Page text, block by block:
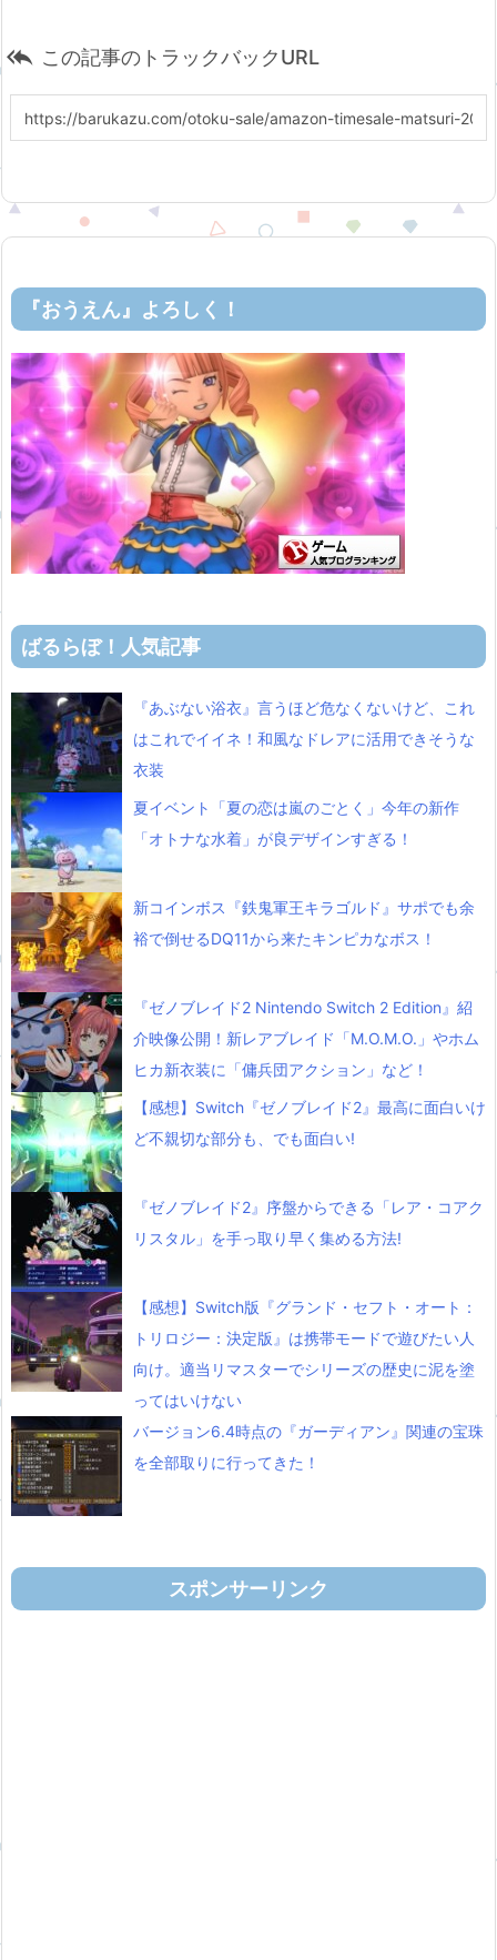
 この記事のトラックバックURL
『おうえん』よろしく！
ばるらぼ！人気記事
『あぶない浴衣』言うほど危なくないけど、これ
はこれでイイネ！和風なドレアに活用できそうな
衣装
夏イベント「夏の恋は嵐のごとく」今年の新作
「オトナな水着」が良デザインすぎる！
新コインボス『鉄鬼軍王キラゴルド』サポでも余
裕で倒せるDQ11から来たキンピカなボス！
『ゼノブレイド2 Nintendo Switch 2 Edition』紹
介映像公開！新レアブレイド「M.O.M.O.」やホム
ヒカ新衣装に「傭兵団アクション」など！
【感想】Switch『ゼノブレイド2』最高に面白いけ
ど不親切な部分も、でも面白い!
『ゼノブレイド2』序盤からできる「レア・コアク
リスタル」を手っ取り早く集める方法!
【感想】Switch版『グランド・セフト・オート：
トリロジー：決定版』は携帯モードで遊びたい人
向け。適当リマスターでシリーズの歴史に泥を塗
ってはいけない
バージョン6.4時点の『ガーディアン』関連の宝珠
を全部取りに行ってきた！
スポンサーリンク